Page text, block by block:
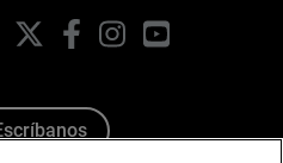
FacebookInstagramYouTube